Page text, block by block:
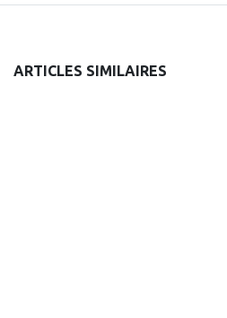
ARTICLES SIMILAIRES